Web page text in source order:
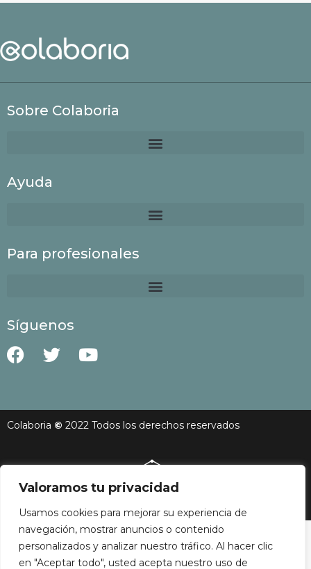
Valoramos tu privacidad
Usamos cookies para mejorar su experiencia de
navegación, mostrar anuncios o contenido
personalizados y analizar nuestro tráfico. Al hacer clic
en "Aceptar todo", usted acepta nuestro uso de
Sobre Colaboria
Ayuda
Para profesionales
Síguenos
Colaboria © 2022 Todos los derechos reservados